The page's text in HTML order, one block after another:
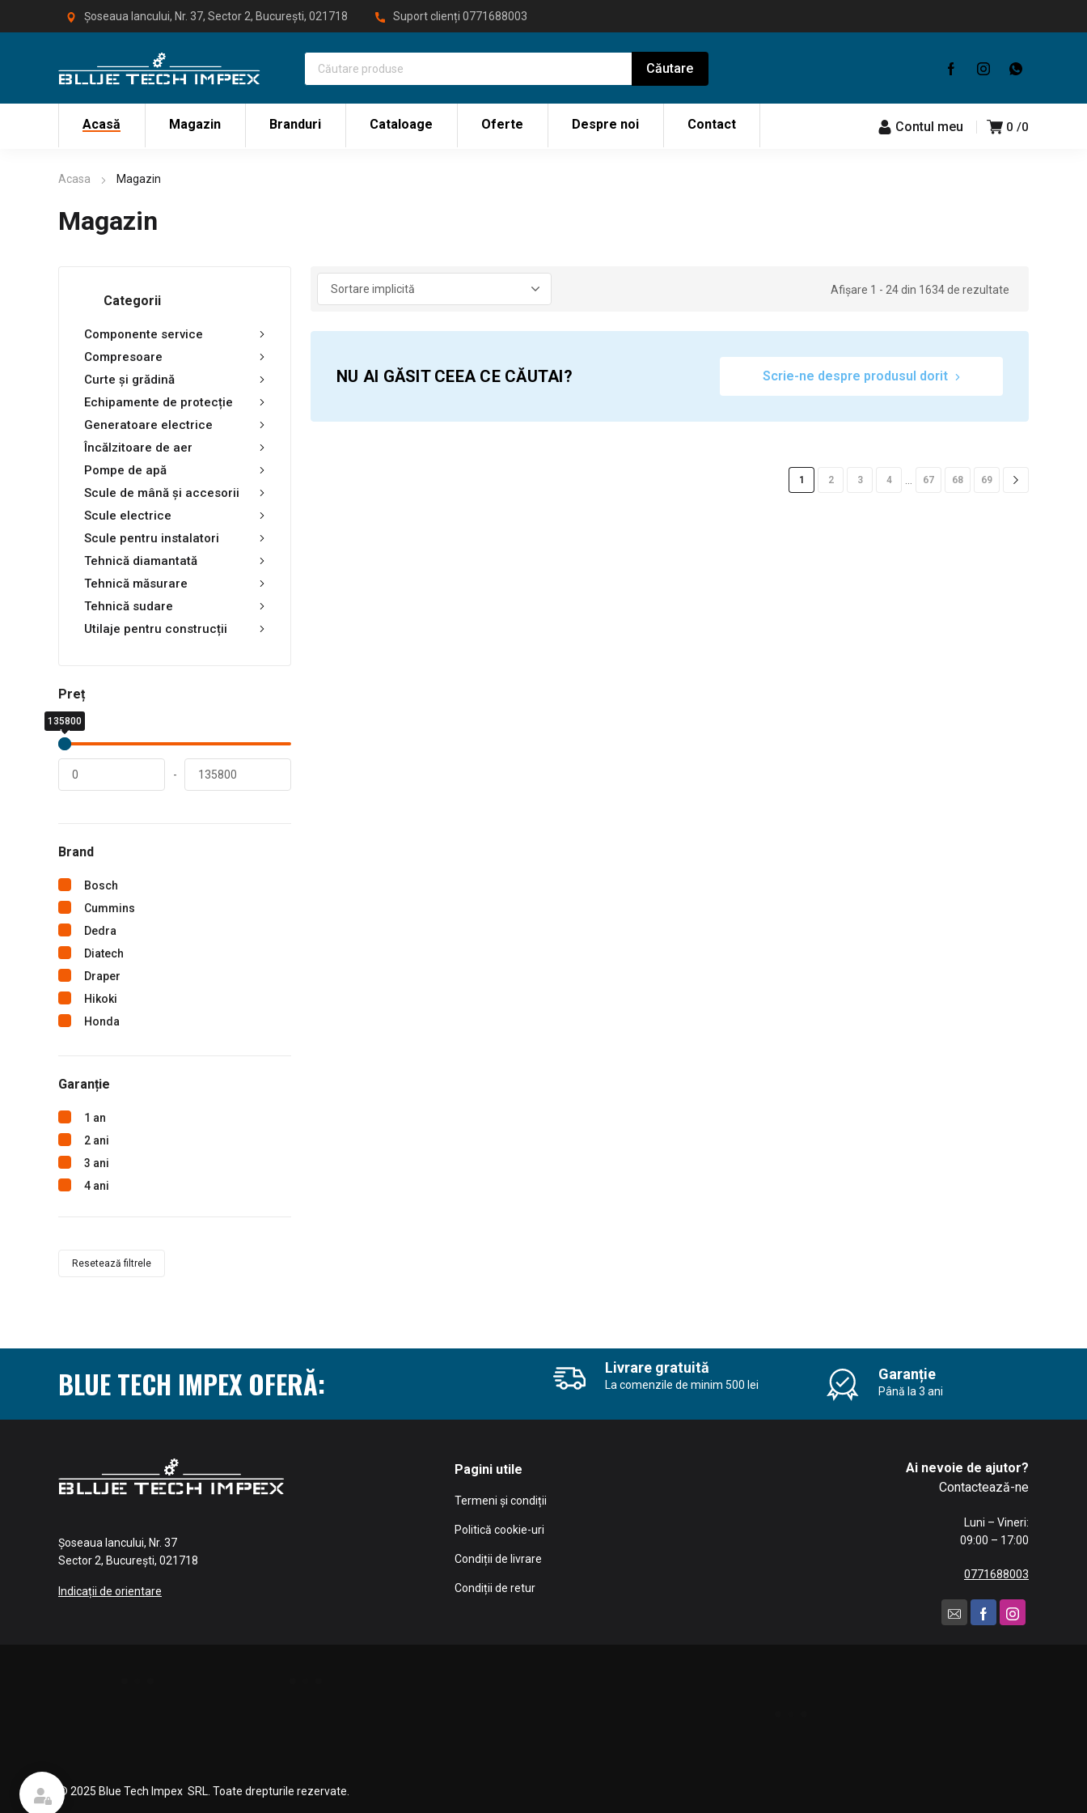
Șoseaua Iancului, Nr. 37, Sector 2, București, 021718 Suport clienți 0771688003
Acasă Magazin Branduri Cataloage Oferte Despre noi Contact 0 0
Contul meu
Acasa Magazin
Magazin
Categorii
Componente service
Compresoare
Curte și grădină
Echipamente de protecție
Generatoare electrice
Încălzitoare de aer
Pompe de apă
Scule de mână și accesorii
Scule electrice
Scule pentru instalatori
Tehnică diamantată
Tehnică măsurare
Tehnică sudare
Utilaje pentru construcții
Preț
0
lei
135800
lei
-
Brand
Bosch
Cummins
Dedra
Diatech
Draper
Hikoki
Honda
Makita
Masalta
ProGARDEN
Proweld
Redback
Stager
Garanție
1 an
2 ani
3 ani
4 ani
Resetează filtrele
Afișare 1 - 24 din 1634 de rezultate
NU AI GĂSIT CEEA CE CĂUTAI? Scrie-ne despre produsul dorit
1 2 3 4 … 67 68 69
BLUE TECH IMPEX OFERĂ: Livrare gratuită
La comenzile de minim 500 lei
Garanție
Până la 3 ani
Șoseaua Iancului, Nr. 37
Sector 2, București, 021718
Indicații de orientare
Pagini utile
Termeni și condiții
Politică cookie-uri
Condiții de livrare
Condiții de retur
Ai nevoie de ajutor?
Contactează-ne
Luni – Vineri:
09:00 – 17:00
0771688003
© 2025 Blue Tech Impex SRL. Toate drepturile rezervate.